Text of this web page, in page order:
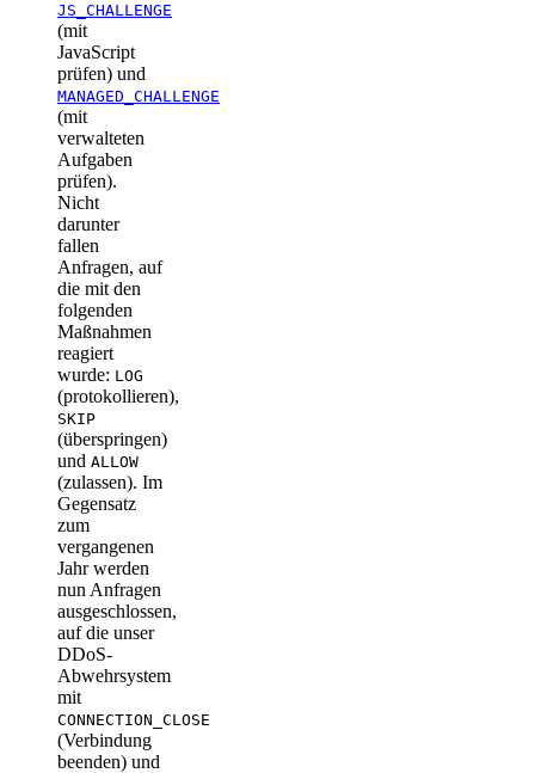
JS_CHALLENGE
(mit
JavaScript
prüfen) und
MANAGED_CHALLENGE
(mit
verwalteten
Aufgaben
prüfen).
Nicht
darunter
fallen
Anfragen, auf
die mit den
folgenden
Maßnahmen
reagiert
wurde: LOG
(protokollieren),
SKIP
(überspringen)
und ALLOW
(zulassen). Im
Gegensatz
zum
vergangenen
Jahr werden
nun Anfragen
ausgeschlossen,
auf die unser
DDoS-
Abwehrsystem
mit
CONNECTION_CLOSE
(Verbindung
beenden) und